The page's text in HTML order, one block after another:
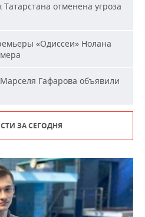
отменена угроза
«Одиссеи» Нолана
Гафарова объявили
ЗА СЕГОДНЯ